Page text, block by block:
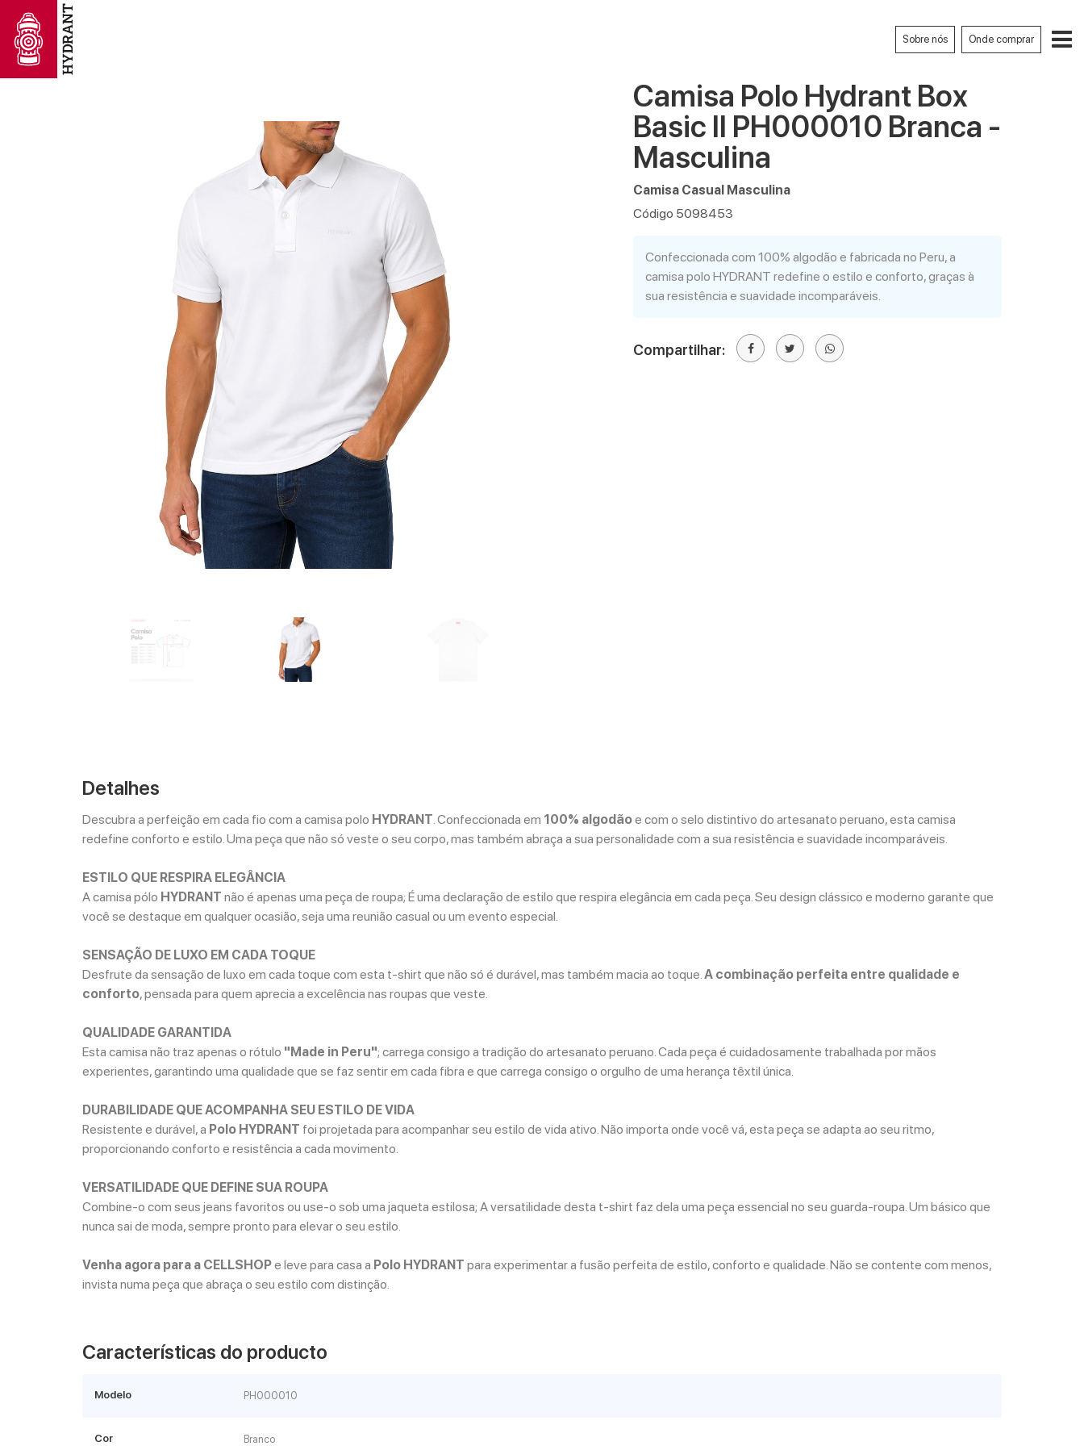
Sobre nós Onde comprar
Camisa Polo Hydrant Box
Basic II PH000010 Branca -
Masculina
Camisa Casual Masculina
Código 5098453
Confeccionada com 100% algodão e fabricada no Peru, a
camisa polo HYDRANT redefine o estilo e conforto, graças à
sua resistência e suavidade incomparáveis.
Compartilhar:
Detalhes
Descubra a perfeição em cada fio com a camisa polo HYDRANT. Confeccionada em 100% algodãoe com o selo distintivo do artesanato peruano, esta camisa
redefine conforto e estilo. Uma peça que não só veste o seu corpo, mas também abraça a sua personalidade com a sua resistência e suavidade incomparáveis.
ESTILO QUE RESPIRA ELEGÂNCIA
A camisa pólo HYDRANT não é apenas uma peça de roupa; É uma declaração de estilo que respira elegância em cada peça. Seu design clássico e moderno garante que
você se destaque em qualquer ocasião, seja uma reunião casual ou um evento especial.
SENSAÇÃO DE LUXO EM CADA TOQUE
Desfrute da sensação de luxo em cada toque com esta t-shirt que não só é durável, mas também macia ao toque.A combinação perfeita entre qualidade e
conforto, pensada para quem aprecia a excelência nas roupas que veste.
QUALIDADE GARANTIDA
Esta camisa não traz apenas o rótulo "Made in Peru"; carrega consigo a tradição do artesanato peruano. Cada peça é cuidadosamente trabalhada por mãos
experientes, garantindo uma qualidade que se faz sentir em cada fibra e que carrega consigo o orgulho de uma herança têxtil única.
DURABILIDADE QUE ACOMPANHA SEU ESTILO DE VIDA
Resistente e durável, a Polo HYDRANT foi projetada para acompanhar seu estilo de vida ativo. Não importa onde você vá, esta peça se adapta ao seu ritmo,
proporcionando conforto e resistência a cada movimento.
VERSATILIDADE QUE DEFINE SUA ROUPA
Combine-o com seus jeans favoritos ou use-o sob uma jaqueta estilosa; A versatilidade desta t-shirt faz dela uma peça essencial no seu guarda-roupa. Um básico que
nunca sai de moda, sempre pronto para elevar o seu estilo.
Venha agora para a CELLSHOPe leve para casa a Polo HYDRANT para experimentar a fusão perfeita de estilo, conforto e qualidade. Não se contente com menos,
invista numa peça que abraça o seu estilo com distinção.
Características do producto
Modelo PH000010
Cor Branco